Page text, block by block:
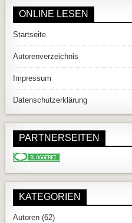
ONLINE LESEN
Startseite
Autorenverzeichnis
Impressum
Datenschutzerklärung
PARTNERSEITEN
KATEGORIEN
Autoren (62)